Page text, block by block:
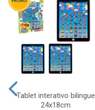
Tablet interativo bilingue
24x18cm